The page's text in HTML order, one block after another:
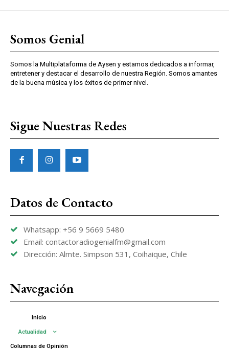
Somos Genial
Somos la Multiplataforma de Aysen y estamos dedicados a informar,
entretener y destacar el desarrollo de nuestra Región. Somos amantes
de la buena música y los éxitos de primer nivel.
Sigue Nuestras Redes
Datos de Contacto
Whatsapp: +56 9 5669 5480
Email: contactoradiogenialfm@gmail.com
Dirección: Almte. Simpson 531, Coihaique, Chile
Navegación
Inicio
Actualidad
Columnas de Opinión